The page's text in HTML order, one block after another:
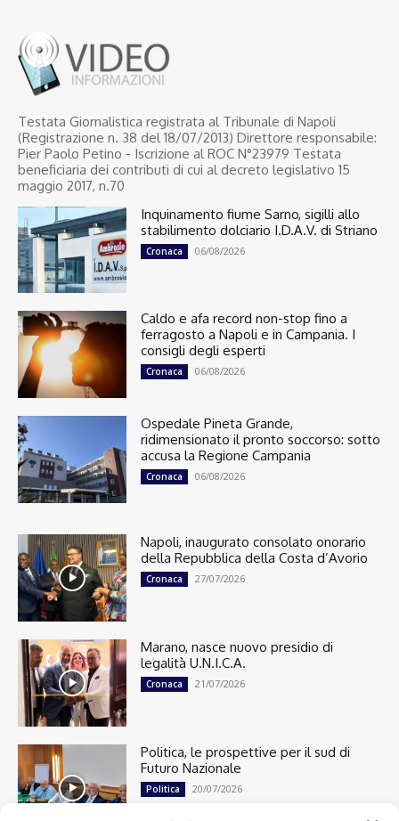
Testata Giornalistica registrata al Tribunale di Napoli
(Registrazione n. 38 del 18/07/2013) Direttore responsabile:
Pier Paolo Petino - Iscrizione al ROC N°23979 Testata
beneficiaria dei contributi di cui al decreto legislativo 15
maggio 2017, n.70
Inquinamento fiume Sarno, sigilli allo
stabilimento dolciario I.D.A.V. di Striano
Cronaca 06/08/2026
Caldo e afa record non-stop fino a
ferragosto a Napoli e in Campania. I
consigli degli esperti
Cronaca 06/08/2026
Ospedale Pineta Grande,
ridimensionato il pronto soccorso: sotto
accusa la Regione Campania
Cronaca 06/08/2026
Napoli, inaugurato consolato onorario
della Repubblica della Costa d’Avorio
Cronaca 27/07/2026
Marano, nasce nuovo presidio di
legalità U.N.I.C.A.
Cronaca 21/07/2026
Politica, le prospettive per il sud di
Futuro Nazionale
Politica 20/07/2026